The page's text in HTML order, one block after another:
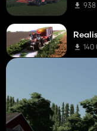
938
140